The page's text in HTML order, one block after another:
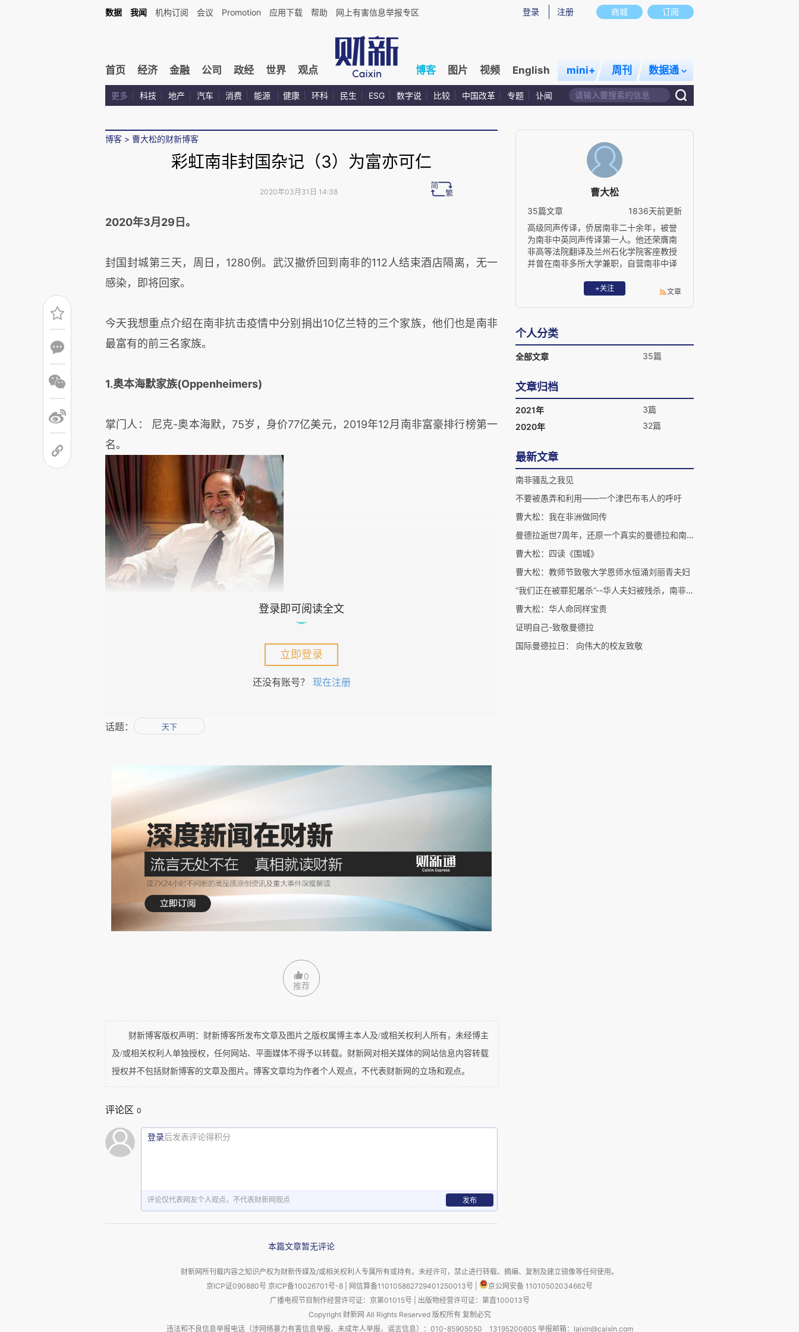
商城 订阅
登录 注册
数据 我闻 机构订阅 会议 Promotion 应用下载 帮助 网上有害信息举报专区
首页 经济 金融 公司 政经 世界 观点 博客 图片 视频 English mini+ 周刊 数据通
更多 科技 地产 汽车 消费 能源 健康 环科 民生 ESG 数字说 比较 中国改革 专题 讣闻
博客 > 曹大松的财新博客
彩虹南非封国杂记（3）为富亦可仁
2020年03月31日 14:38
2020年3月29日。
封国封城第三天，周日，1280例。武汉撤侨回到南非的112人结束酒店隔离，无一
感染，即将回家。
今天我想重点介绍在南非抗击疫情中分别捐出10亿兰特的三个家族，他们也是南非
最富有的前三名家族。
1.奥本海默家族(Oppenheimers)
掌门人： 尼克-奥本海默，75岁，身价77亿美元，2019年12月南非富豪排行榜第一
名。
从恩斯特-奥本海默1917年在南非创立自己的商业王国开始，过去100多年来，奥本
海默家族在南非乃至非洲都属于最显赫富有的家族，这个家族的故事也极具传奇性
色彩。在全球矿业界最著名的英美矿业集团，德比尔斯公司都是他们的家族企业，
哈里、尼克-奥本海默三代如何打造发展矿业帝国、钻石王国的故事，网上随便都能
腕上还是塑料电子表，也不喜欢在媒体抛头露面。他的爱好是遛狗，即便现在封城
封国，他家的庄园大到完全可以足不出户在里面溜达两个钟头，他家的花园里种植
着各种名花异草，还摆放着来自全球各地的雕塑。
2.鲁伯特家族（Rupert）
掌门人：约翰-鲁伯特，70岁，身价65亿美元，2019年12月南非富豪排行榜第二
名。
集团旗下有数十种奢侈品牌，包括我能记住的卡地亚和登喜路，其他诸如万宝龙、
积家、朗格等等估计我等也用不上，不列了。鲁伯特家族目前的掌门人是约翰-彼
得-罗伯特，以敢言敢怼著称，祖马在任期间，他曾多次将矛头对准祖马总统依赖的
登录即可阅读全文
立即登录
还没有账号？ 现在注册
话题： 天下
0
推荐
财新博客版权声明：财新博客所发布文章及图片之版权属博主本人及/或相关权利人所有，未经博主
及/或相关权利人单独授权，任何网站、平面媒体不得予以转载。财新网对相关媒体的网站信息内容转载
授权并不包括财新博客的文章及图片。博客文章均为作者个人观点，不代表财新网的立场和观点。
评论区 0
登录后发表评论得积分
评论仅代表网友个人观点，不代表财新网观点 发布
本篇文章暂无评论
曹大松
35篇文章
1836天前更新
高级同声传译，侨居南非二十余年，被誉
为南非中英同声传译第一人。他还荣膺南
非高等法院翻译及兰州石化学院客座教授
并曾在南非多所大学兼职，自营南非中译
学、兰州大学、南非金山大学，及美国夏
威夷大学等，公共管理硕士。
+关注 文章
个人分类
全部文章 35篇
文章归档
2021年
3篇
2020年
32篇
最新文章
南非骚乱之我见
不要被愚弄和利用——一个津巴布韦人的呼吁
曹大松：我在非洲做同传
曼德拉逝世7周年，还原一个真实的曼德拉和南非
曹大松：四读《围城》
曹大松：教师节致敬大学恩师水恒涌刘丽青夫妇
“我们正在被罪犯屠杀”--华人夫妇被残杀，南非华人社区上书总统请愿
曹大松：华人命同样宝贵
证明自己-致敬曼德拉
国际曼德拉日： 向伟大的校友致敬
财新网所刊载内容之知识产权为财新传媒及/或相关权利人专属所有或持有。未经许可，禁止进行转载、摘编、复制及建立镜像等任何使用。
京ICP证090880号 京ICP备10026701号-8 网信算备110105862729401250013号
京公网安备 11010502034662号
广播电视节目制作经营许可证：京第01015号
出版物经营许可证：第直100013号
Copyright 财新网 All Rights Reserved 版权所有 复制必究
违法和不良信息举报电话（涉网络暴力有害信息举报、未成年人举报、谣言信息）：010-85905050 13195200605 举报邮箱：laixin@caixin.com